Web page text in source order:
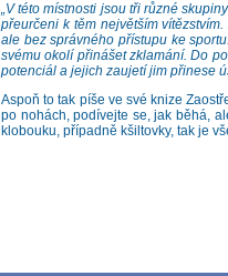
„V této místnosti jsou tři různé
přeurčeni k těm největším
ale bez správného přístupu ke
svému okolí přinášet zklamání. Do
potenciál a jejich zaujetí jim přinese
Aspoň to tak píše ve své knize
po nohách, podívejte se, jak běhá,
klobouku, případně kšiltovky, tak je